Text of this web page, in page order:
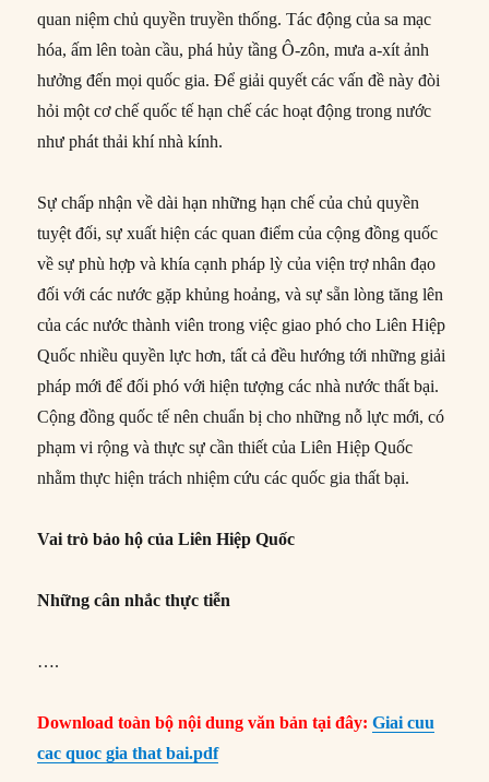
quan niệm chủ quyền truyền thống. Tác động của sa mạc
hóa, ấm lên toàn cầu, phá hủy tầng Ô-zôn, mưa a-xít ảnh
hưởng đến mọi quốc gia. Để giải quyết các vấn đề này đòi
hỏi một cơ chế quốc tế hạn chế các hoạt động trong nước
như phát thải khí nhà kính.
Sự chấp nhận về dài hạn những hạn chế của chủ quyền
tuyệt đối, sự xuất hiện các quan điểm của cộng đồng quốc
về sự phù hợp và khía cạnh pháp lỳ của viện trợ nhân đạo
đối với các nước gặp khủng hoảng, và sự sẵn lòng tăng lên
của các nước thành viên trong việc giao phó cho Liên Hiệp
Quốc nhiều quyền lực hơn, tất cả đều hướng tới những giải
pháp mới để đối phó với hiện tượng các nhà nước thất bại.
Cộng đồng quốc tế nên chuẩn bị cho những nỗ lực mới, có
phạm vi rộng và thực sự cần thiết của Liên Hiệp Quốc
nhằm thực hiện trách nhiệm cứu các quốc gia thất bại.
Vai trò bảo hộ của Liên Hiệp Quốc
Những cân nhắc thực tiễn
….
Download toàn bộ nội dung văn bản tại đây: Giai cuu
cac quoc gia that bai.pdf